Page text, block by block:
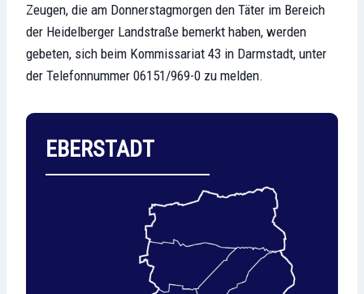
Zeugen, die am Donnerstagmorgen den Täter im Bereich
der Heidelberger Landstraße bemerkt haben, werden
gebeten, sich beim Kommissariat 43 in Darmstadt, unter
der Telefonnummer 06151/969-0 zu melden.
EBERSTADT